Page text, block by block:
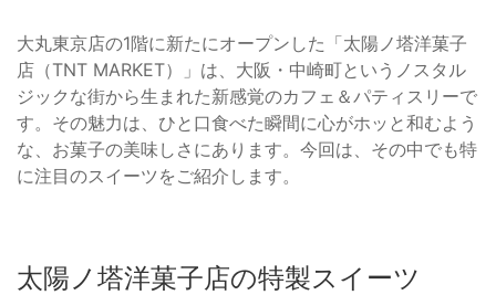
大丸東京店の1階に新たにオープンした「太陽ノ塔洋菓子
店（TNT MARKET）」は、大阪・中崎町というノスタル
ジックな街から生まれた新感覚のカフェ＆パティスリーで
す。その魅力は、ひと口食べた瞬間に心がホッと和むよう
な、お菓子の美味しさにあります。今回は、その中でも特
に注目のスイーツをご紹介します。
太陽ノ塔洋菓子店の特製スイーツ